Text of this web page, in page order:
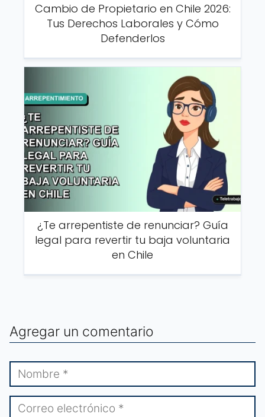
Cambio de Propietario en Chile 2026:
Tus Derechos Laborales y Cómo
Defenderlos
¿Te arrepentiste de renunciar? Guía
legal para revertir tu baja voluntaria
en Chile
Agregar un comentario